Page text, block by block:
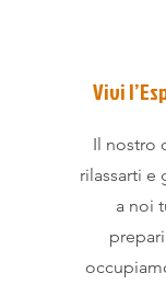
Vivi
Il nostro
rilassarti e
a noi